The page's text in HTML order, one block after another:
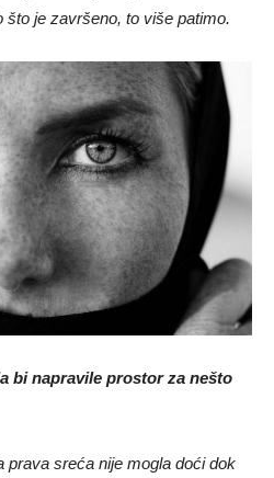
je završeno, to više patimo.
bi napravile prostor za nešto
prava sreća nije mogla doći dok